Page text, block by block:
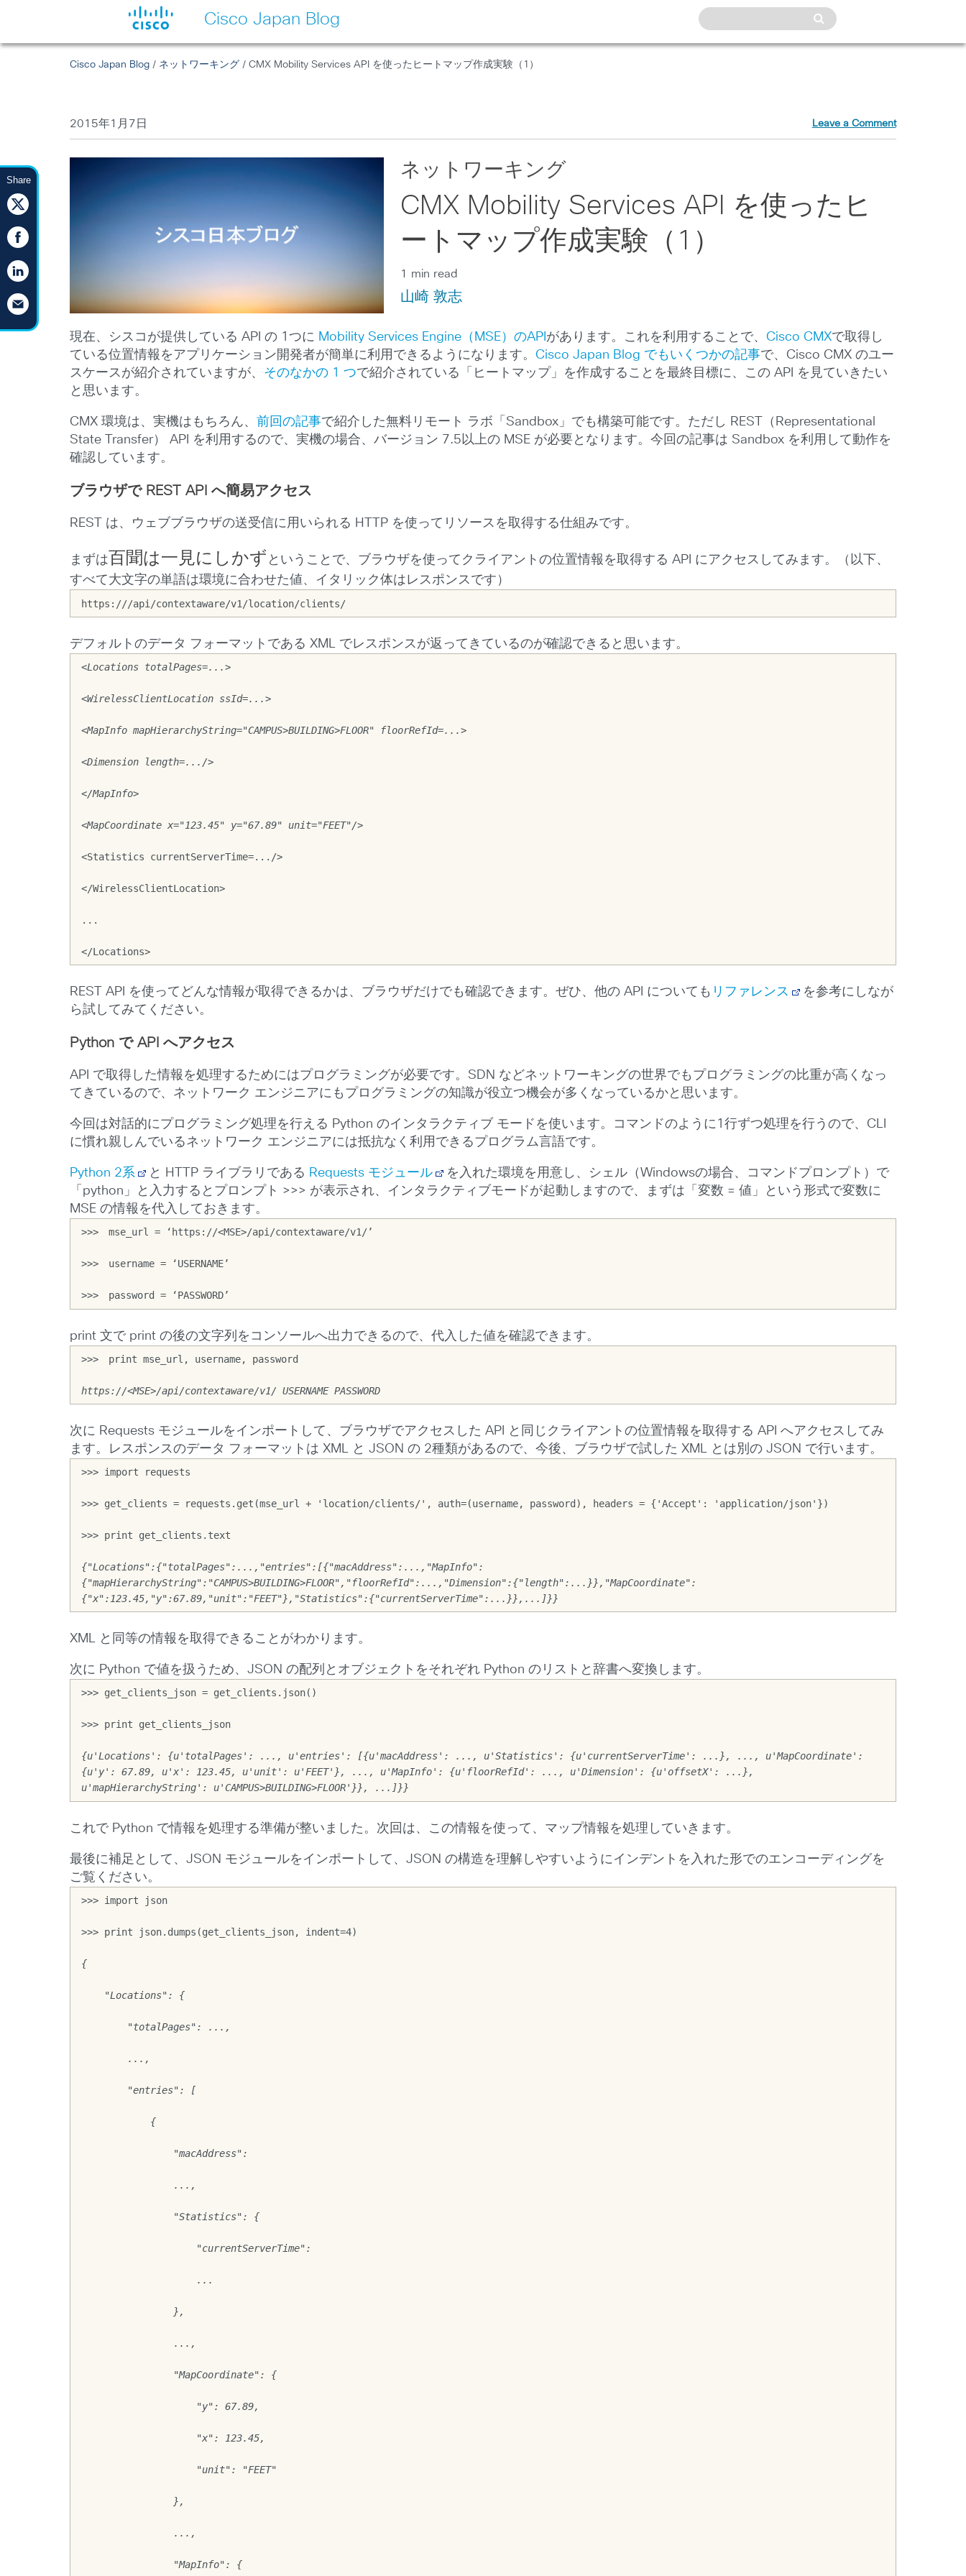
Cisco Japan Blog
Share
Cisco Japan Blog / ネットワーキング / CMX Mobility Services API を使ったヒートマップ作成実験（1）
2015年1月7日 Leave a Comment
ネットワーキング
CMX Mobility Services API を使ったヒ
ートマップ作成実験（1）
1 min read
山崎 敦志
現在、シスコが提供している API の 1つに Mobility Services Engine（MSE）のAPI があります。これを利用することで、Cisco CMXで取得し
ている位置情報をアプリケーション開発者が簡単に利用できるようになります。Cisco Japan Blog でもいくつかの記事で、Cisco CMX のユー
スケースが紹介されていますが、 そのなかの 1 つで紹介されている「ヒートマップ」を作成することを最終目標に、この API を見ていきたい
と思います。
CMX 環境は、実機はもちろん、前回の記事で紹介した無料リモート ラボ「Sandbox」でも構築可能です。ただし REST（Representational
State Transfer） API を利用するので、実機の場合、バージョン 7.5以上の MSE が必要となります。今回の記事は Sandbox を利用して動作を
確認しています。
ブラウザで REST API へ簡易アクセス
REST は、ウェブブラウザの送受信に用いられる HTTP を使ってリソースを取得する仕組みです。
まずは 百聞は一見にしかず ということで、ブラウザを使ってクライアントの位置情報を取得する API にアクセスしてみます。（以下、
すべて大文字の単語は環境に合わせた値、イタリック体はレスポンスです）
https:///api/contextaware/v1/location/clients/
デフォルトのデータ フォーマットである XML でレスポンスが返ってきているのが確認できると思います。
<Locations totalPages=...>
<WirelessClientLocation ssId=...>
<MapInfo mapHierarchyString="CAMPUS>BUILDING>FLOOR" floorRefId=...>
<Dimension length=.../>
</MapInfo>
<MapCoordinate x="123.45" y="67.89" unit="FEET"/>
<Statistics currentServerTime=.../>
</WirelessClientLocation>
...
</Locations>
REST API を使ってどんな情報が取得できるかは、ブラウザだけでも確認できます。ぜひ、他の API についても リファレンス
を参考にしなが
ら試してみてください。
Python で API へアクセス
API で取得した情報を処理するためにはプログラミングが必要です。SDN などネットワーキングの世界でもプログラミングの比重が高くなっ
てきているので、ネットワーク エンジニアにもプログラミングの知識が役立つ機会が多くなっているかと思います。
今回は対話的にプログラミング処理を行える Python のインタラクティブ モードを使います。コマンドのように1行ずつ処理を行うので、CLI
に慣れ親しんでいるネットワーク エンジニアには抵抗なく利用できるプログラム言語です。
Python 2系 と HTTP ライブラリである Requests モジュール
を入れた環境を用意し、シェル（Windowsの場合、コマンドプロンプト）で
「python」と入力するとプロンプト >>> が表示され、インタラクティブモードが起動しますので、まずは「変数 = 値」という形式で変数に
MSE の情報を代入しておきます。
>>>　mse_url = ‘https://<MSE>/api/contextaware/v1/’
>>>　username = ‘USERNAME’
>>>　password = ‘PASSWORD’
print 文で print の後の文字列をコンソールへ出力できるので、代入した値を確認できます。
>>>　print mse_url, username, password
https://<MSE>/api/contextaware/v1/ USERNAME PASSWORD
次に Requests モジュールをインポートして、ブラウザでアクセスした API と同じクライアントの位置情報を取得する API へアクセスしてみ
ます。レスポンスのデータ フォーマットは XML と JSON の 2種類があるので、今後、ブラウザで試した XML とは別の JSON で行います。
>>> import requests
>>> get_clients = requests.get(mse_url + 'location/clients/', auth=(username, password), headers = {'Accept': 'application/json'})
>>> print get_clients.text
{"Locations":{"totalPages":...,"entries":[{"macAddress":...,"MapInfo":
{"mapHierarchyString":"CAMPUS>BUILDING>FLOOR","floorRefId":...,"Dimension":{"length":...}},"MapCoordinate":
{"x":123.45,"y":67.89,"unit":"FEET"},"Statistics":{"currentServerTime":...}},...]}}
XML と同等の情報を取得できることがわかります。
次に Python で値を扱うため、JSON の配列とオブジェクトをそれぞれ Python のリストと辞書へ変換します。
>>> get_clients_json = get_clients.json()
>>> print get_clients_json
{u'Locations': {u'totalPages': ..., u'entries': [{u'macAddress': ..., u'Statistics': {u'currentServerTime': ...}, ..., u'MapCoordinate':
{u'y': 67.89, u'x': 123.45, u'unit': u'FEET'}, ..., u'MapInfo': {u'floorRefId': ..., u'Dimension': {u'offsetX': ...},
u'mapHierarchyString': u'CAMPUS>BUILDING>FLOOR'}}, ...]}}
これで Python で情報を処理する準備が整いました。次回は、この情報を使って、マップ情報を処理していきます。
最後に補足として、JSON モジュールをインポートして、JSON の構造を理解しやすいようにインデントを入れた形でのエンコーディングを
ご覧ください。
>>> import json
>>> print json.dumps(get_clients_json, indent=4)
{
"Locations": {
"totalPages": ...,
...,
"entries": [
{
"macAddress":
...,
"Statistics": {
"currentServerTime":
...
},
...,
"MapCoordinate": {
"y": 67.89,
"x": 123.45,
"unit": "FEET"
},
...,
"MapInfo": {